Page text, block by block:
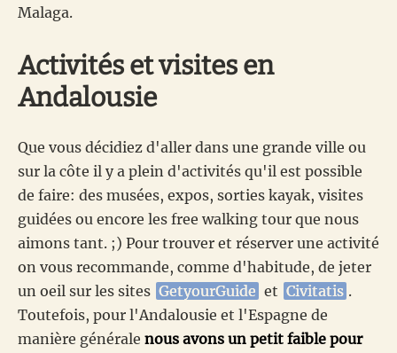
Malaga.
Activités et visites en
Andalousie
Que vous décidiez d'aller dans une grande ville ou
sur la côte il y a plein d'activités qu'il est possible
de faire: des musées, expos, sorties kayak, visites
guidées ou encore les free walking tour que nous
aimons tant. ;) Pour trouver et réserver une activité
on vous recommande, comme d'habitude, de jeter
un oeil sur les sites GetyourGuide et Civitatis .
Toutefois, pour l'Andalousie et l'Espagne de
manière générale nous avons un petit faible pour